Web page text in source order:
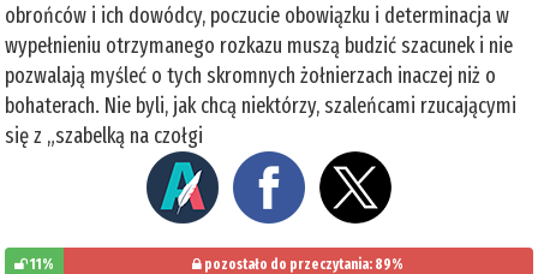
obrońców i ich dowódcy, poczucie obowiązku i determinacja w
wypełnieniu otrzymanego rozkazu muszą budzić szacunek i nie
pozwalają myśleć o tych skromnych żołnierzach inaczej niż o
bohaterach. Nie byli, jak chcą niektórzy, szaleńcami rzucającymi
się z „szabelką na czołgi
11% pozostało do przeczytania: 89%